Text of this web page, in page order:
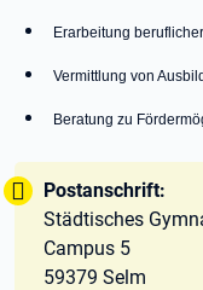
Erarbeitung
Vermittlung von
Beratung zu
Tipp:
Postanschrift:
Städtisches
Campus 5
59379 Selm